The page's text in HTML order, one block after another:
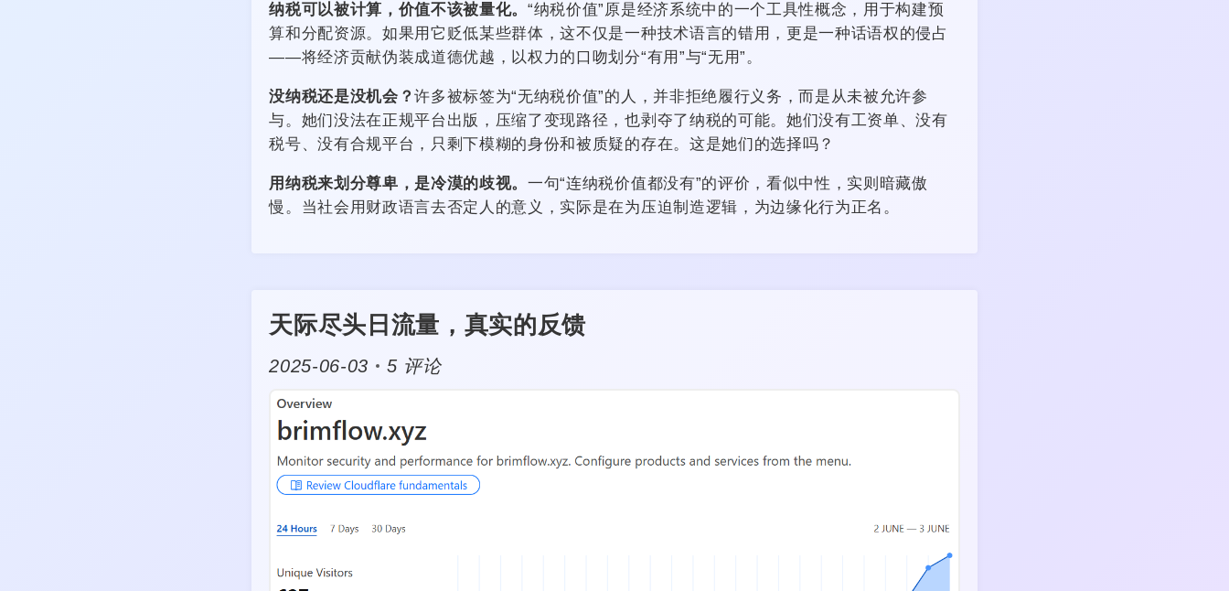
纳税可以被计算，价值不该被量化。“纳税价值”原是经济系统中的一个工具性概念，用于构建预
算和分配资源。如果用它贬低某些群体，这不仅是一种技术语言的错用，更是一种话语权的侵占
——将经济贡献伪装成道德优越，以权力的口吻划分“有用”与“无用”。
没纳税还是没机会？许多被标签为“无纳税价值”的人，并非拒绝履行义务，而是从未被允许参
与。她们没法在正规平台出版，压缩了变现路径，也剥夺了纳税的可能。她们没有工资单、没有
税号、没有合规平台，只剩下模糊的身份和被质疑的存在。这是她们的选择吗？
用纳税来划分尊卑，是冷漠的歧视。一句“连纳税价值都没有”的评价，看似中性，实则暗藏傲
慢。当社会用财政语言去否定人的意义，实际是在为压迫制造逻辑，为边缘化行为正名。
天际尽头日流量，真实的反馈
2025-06-03 5 评论